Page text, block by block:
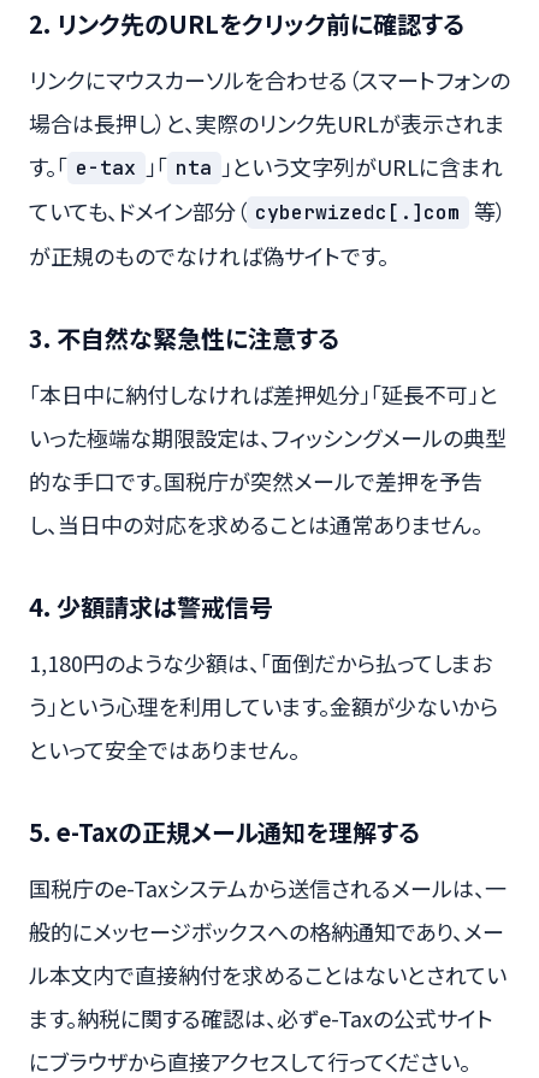
2. リンク先のURLをクリック前に確認する
リンクにマウスカーソルを合わせる（スマートフォンの
場合は長押し）と、実際のリンク先URLが表示されま
す。「 e-tax 」「 nta
」という文字列がURLに含まれ
ていても、ドメイン部分（ cyberwizedc[.]com 等）
が正規のものでなければ偽サイトです。
3. 不自然な緊急性に注意する
「本日中に納付しなければ差押処分」「延長不可」と
いった極端な期限設定は、フィッシングメールの典型
的な手口です。国税庁が突然メールで差押を予告
し、当日中の対応を求めることは通常ありません。
4. 少額請求は警戒信号
1,180円のような少額は、「面倒だから払ってしまお
う」という心理を利用しています。金額が少ないから
といって安全ではありません。
5. e-Taxの正規メール通知を理解する
国税庁のe-Taxシステムから送信されるメールは、一
般的にメッセージボックスへの格納通知であり、メー
ル本文内で直接納付を求めることはないとされてい
ます。納税に関する確認は、必ずe-Taxの公式サイト
にブラウザから直接アクセスして行ってください。